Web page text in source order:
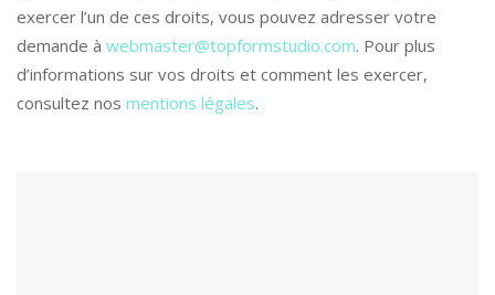
exercer l’un de ces droits, vous pouvez adresser votre
demande à webmaster@topformstudio.com. Pour plus
d’informations sur vos droits et comment les exercer,
consultez nos mentions légales.